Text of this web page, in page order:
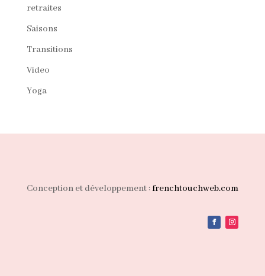
retraites
Saisons
Transitions
Video
Yoga
Conception et développement : frenchtouchweb.com